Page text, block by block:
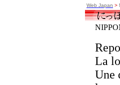
Web Japan >
La
Une